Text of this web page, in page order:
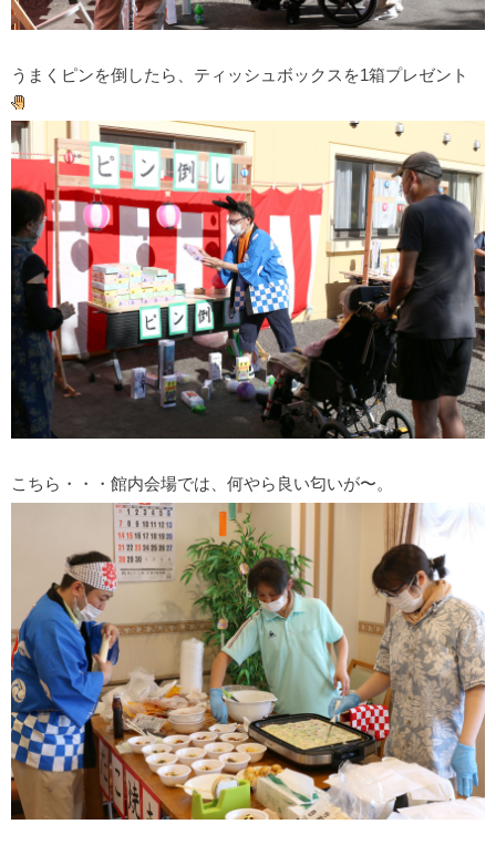
うまくピンを倒したら、ティッシュボックスを1箱プレゼント
こちら・・・館内会場では、何やら良い匂いが〜。